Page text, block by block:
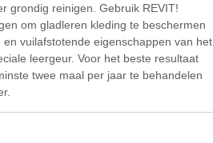
grondig reinigen. Gebruik REVIT!
om gladleren kleding te beschermen
vuilafstotende eigenschappen van het
leergeur. Voor het beste resultaat
twee maal per jaar te behandelen